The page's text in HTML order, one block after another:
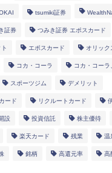
tsumiki証券
証券 つみき証券 エポスカード
エポスカード オリック
コカ・コーラ コカ・コーラ
スポーツジム デメリット
ード リクルートカード
設 投資信託 株主優待
楽天カード 残業 温
銘柄 高還元率 高